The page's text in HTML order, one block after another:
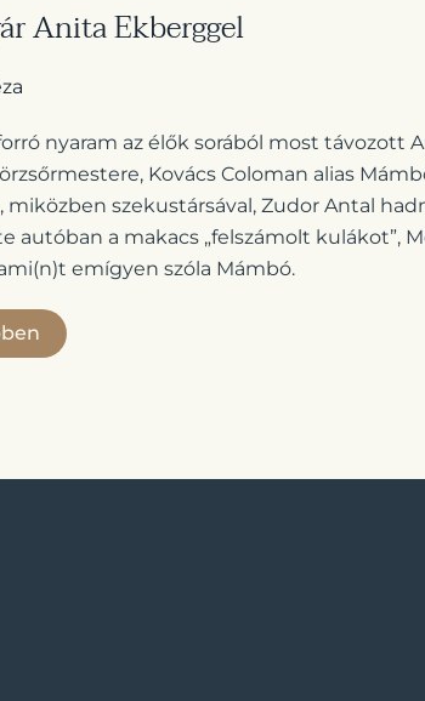
Anita Ekberggel
nyaram az élők sorából most távozott
Kovács Coloman alias
miközben szekustársával, Zudor Antal
autóban a makacs „felszámolt kulákot”,
emígyen szóla Mámbó.